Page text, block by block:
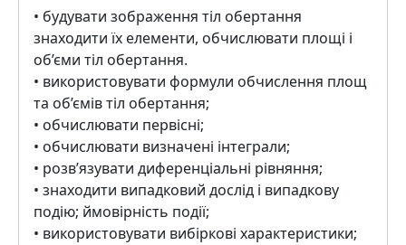
• будувати зображення тіл обертання
знаходити їх елементи, обчислювати площі і
об’єми тіл обертання.
• використовувати формули обчислення площ
та об’ємів тіл обертання;
• обчислювати первісні;
• обчислювати визначені інтеграли;
• розв’язувати диференціальні рівняння;
• знаходити випадковий дослід і випадкову
подію; ймовірність події;
• використовувати вибіркові характеристики;